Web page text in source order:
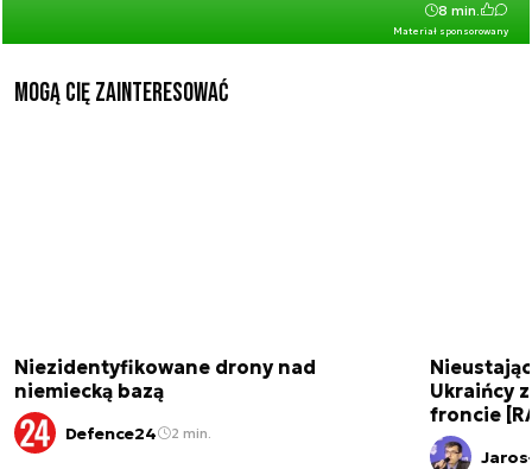
Materiał sponsorowany
8 min.
Mogą Cię zainteresować
Niezidentyfikowane drony nad
niemiecką bazą
Defence24 2 min.
Ukraińcy
froncie